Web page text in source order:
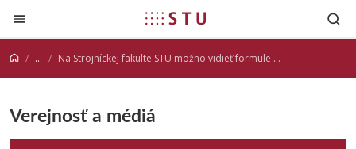
Prejsť na obsah
... Na Strojníckej fakulte STU možno vidieť formule vytvorené študentmi [teraz.sk]
Verejnosť a médiá